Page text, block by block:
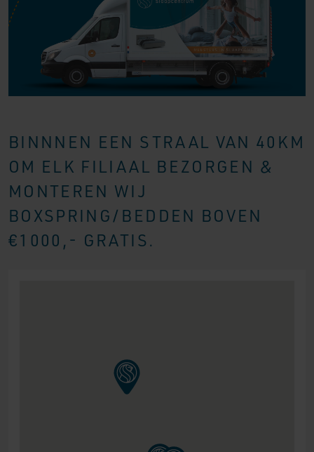
BINNNEN EEN STRAAL VAN 40KM
OM ELK FILIAAL BEZORGEN &
MONTEREN WIJ
BOXSPRING/BEDDEN BOVEN
€1000,- GRATIS.